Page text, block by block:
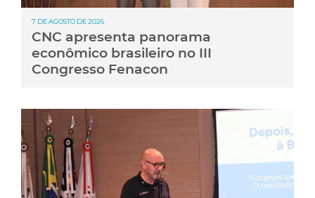
7 DE AGOSTO DE 2026
CNC apresenta panorama
econômico brasileiro no III
Congresso Fenacon